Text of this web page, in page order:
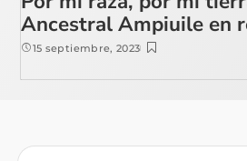
Ancestral Ampiuile en
15 septiembre, 2023